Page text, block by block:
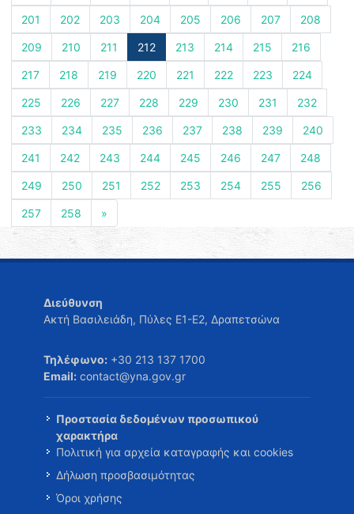
201 202 203 204 205 206 207 208
209 210 211 212 213 214 215 216
217 218 219 220 221 222 223 224
225 226 227 228 229 230 231 232
233 234 235 236 237 238 239 240
241 242 243 244 245 246 247 248
249 250 251 252 253 254 255 256
257 258 »
Διεύθυνση
Ακτή Βασιλειάδη, Πύλες Ε1-Ε2, Δραπετσώνα
Τηλέφωνο: +30 213 137 1700
Email: contact@yna.gov.gr
Προστασία δεδομένων προσωπικού
χαρακτήρα
Πολιτική για αρχεία καταγραφής και cookies
Δήλωση προσβασιμότητας
Όροι χρήσης